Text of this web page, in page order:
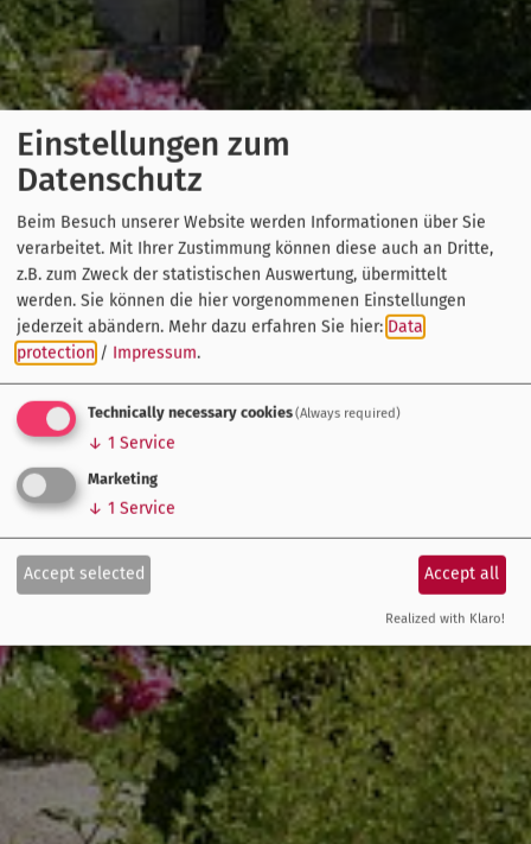
Einstellungen zum
Datenschutz
Beim Besuch unserer Website werden Informationen über Sie
verarbeitet. Mit Ihrer Zustimmung können diese auch an Dritte,
z.B. zum Zweck der statistischen Auswertung, übermittelt
werden. Sie können die hier vorgenommenen Einstellungen
jederzeit abändern. Mehr dazu erfahren Sie hier: Data
protection / Impressum.
Technically necessary cookies(Always required)
↓ 1 Service
Marketing
↓ 1 Service
Accept selected Accept all
Realized with Klaro!